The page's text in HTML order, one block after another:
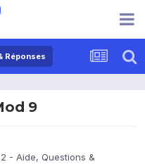
Réponses
9
- Aide, Questions &